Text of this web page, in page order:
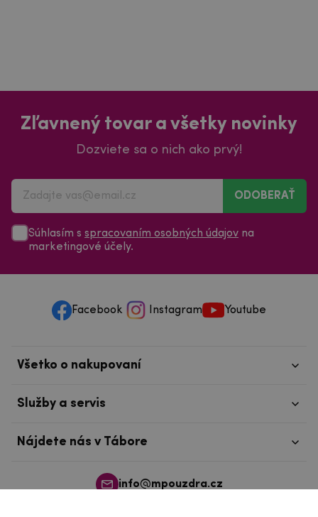
Zľavnený tovar a všetky novinky
Dozviete sa o nich ako prvý!
ODOBERAŤ
Súhlasím s spracovaním osobných údajov na
marketingové účely.
Facebook Instagram Youtube
info@mpouzdra.cz
Všetko o nakupovaní
Služby a servis
Nájdete nás v Tábore